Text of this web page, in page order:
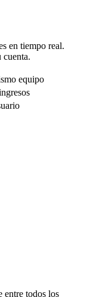
en tiempo real.
cuenta.
equipo
entre todos los